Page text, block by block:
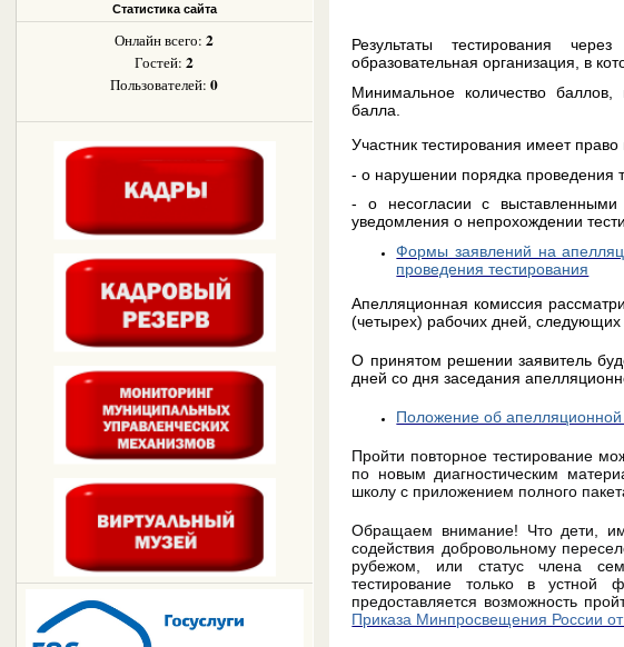
Статистика сайта
Онлайн всего:2
Гостей:2
Пользователей:0
Результаты тестирования
образовательная организация, в
Минимальное количество
балла.
Участниктестирования имеет
- о нарушении порядка проведения
- о несогласии с
уведомления о непрохождении
Формы заявлений на
проведения тестирования
Апелляционная комиссия
(четырех) рабочих дней,
О принятом решении заявитель
дней со дня заседания
Положение об апелляционной
Пройти повторное тестирование
по новым диагностическим
школу с приложением полного
Обращаем внимание! Что дети,
содействия добровольному
рубежом, или статус члена
тестирование только в устной
предоставляется возможность
Приказа Минпросвещения России